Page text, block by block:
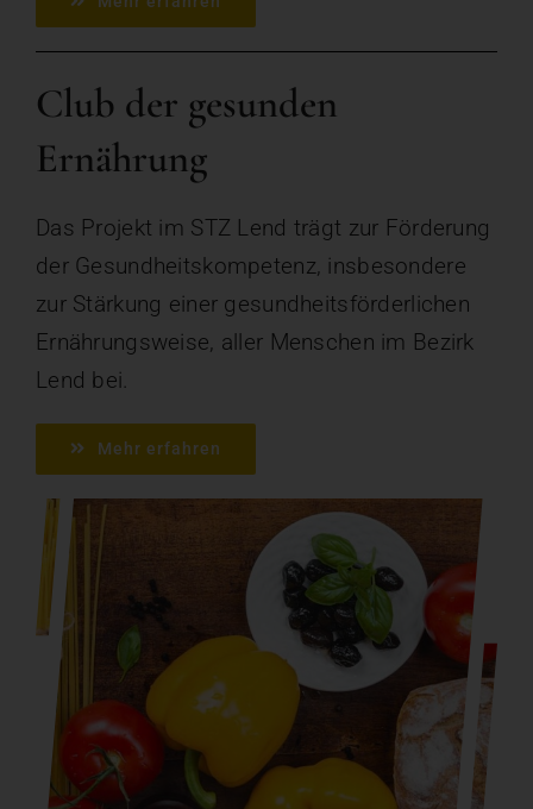
Club der gesunden
Ernährung
Das Projekt im STZ Lend trägt zur Förderung
der Gesundheitskompetenz, insbesondere
zur Stärkung einer gesundheitsförderlichen
Ernährungsweise, aller Menschen im Bezirk
Lend bei.
Mehr erfahren